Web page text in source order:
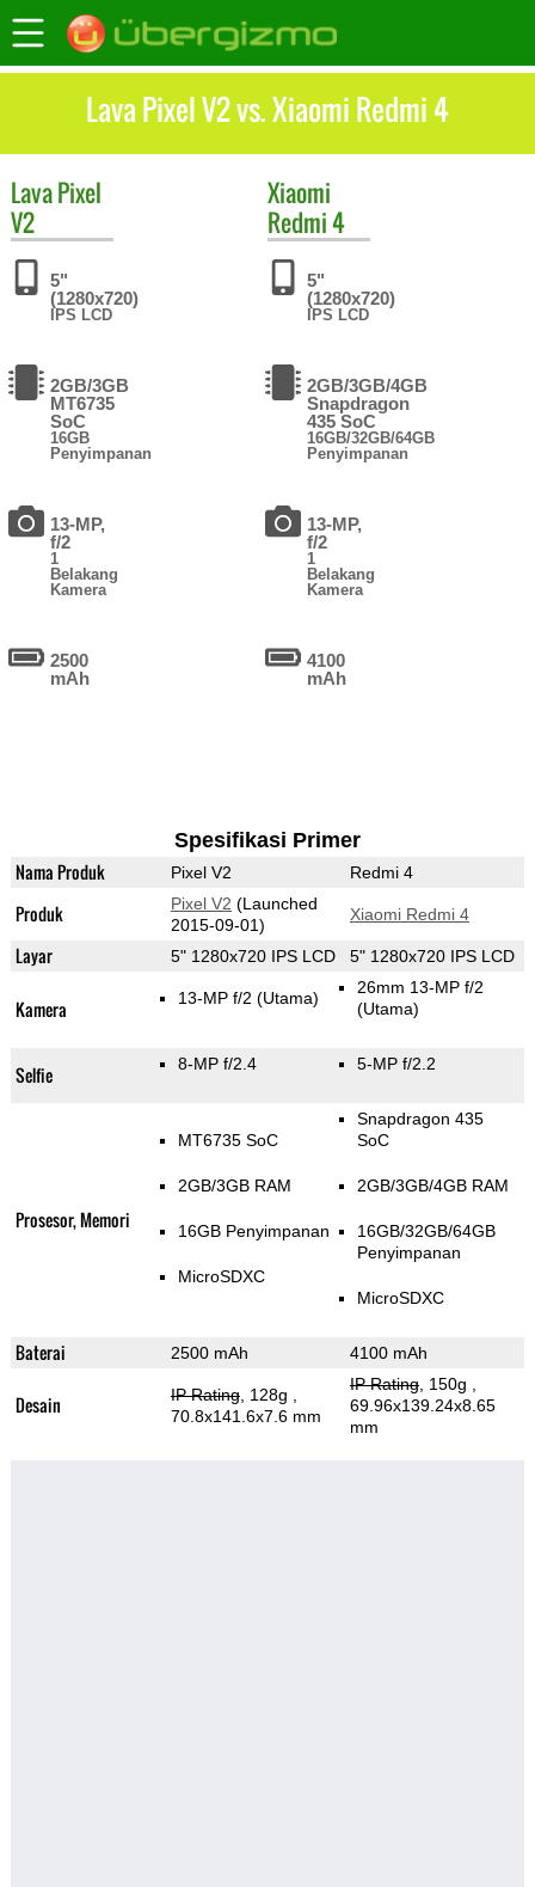
Lava Pixel V2 vs. Xiaomi Redmi 4
LavaPixel
V2
5"
(1280x720)
IPS LCD
2GB/3GB
MT6735
SoC
16GB
Penyimpanan
13-MP,
f/2
1
Belakang
Kamera
2500
mAh
Xiaomi
Redmi 4
5"
(1280x720)
IPS LCD
2GB/3GB/4GB
Snapdragon
435 SoC
16GB/32GB/64GB
Penyimpanan
13-MP,
f/2
1
Belakang
Kamera
4100
mAh
Spesifikasi Primer
Nama Produk Pixel V2 Redmi 4
Produk Pixel V2 (Launched
2015-09-01)
Xiaomi Redmi 4
Layar 5" 1280x720 IPS LCD 5" 1280x720 IPS LCD
Kamera 13-MP f/2 (Utama)
26mm 13-MP f/2
(Utama)
Selfie 8-MP f/2.4 5-MP f/2.2
Prosesor, Memori
MT6735 SoC
2GB/3GB RAM
16GB Penyimpanan
MicroSDXC
Snapdragon 435
SoC
2GB/3GB/4GB RAM
16GB/32GB/64GB
Penyimpanan
MicroSDXC
Baterai 2500 mAh 4100 mAh
Desain IP Rating, 128g
70.8x141.6x7.6 mm
IP Rating, 150g
69.96x139.24x8.65
mm